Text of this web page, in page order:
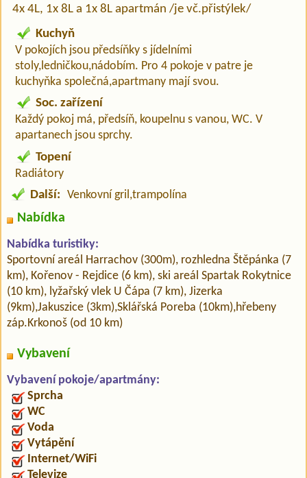
4x 4L, 1x 8L a 1x 8L apartmán /je vč.přistýlek/
Kuchyň
V pokojích jsou předsíňky s jídelními
stoly,ledničkou,nádobím. Pro 4 pokoje v patre je
kuchyňka společná,apartmany mají svou.
Soc. zařízení
Každý pokoj má, předsíň, koupelnu s vanou, WC. V
apartanech jsou sprchy.
Topení
Radiátory
Další: Venkovní gril,trampolína
Nabídka
Nabídka turistiky:
Sportovní areál Harrachov (300m), rozhledna Štěpánka (7
km), Kořenov - Rejdice (6 km), ski areál Spartak Rokytnice
(10 km), lyžařský vlek U Čápa (7 km), Jizerka
(9km),Jakuszice (3km),Sklářská Poreba (10km),hřebeny
záp.Krkonoš (od 10 km)
Vybavení
Vybavení pokoje/apartmány:
Sprcha
WC
Voda
Vytápění
Internet/WiFi
Televize